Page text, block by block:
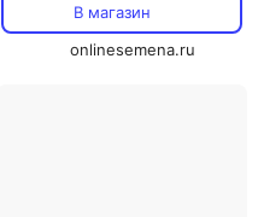
В магазин
onlinesemena.ru